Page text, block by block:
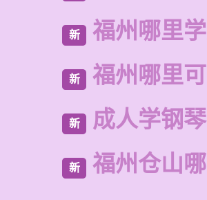
新 福州哪里
新 福州哪里
新 成人学钢
新 福州仓山